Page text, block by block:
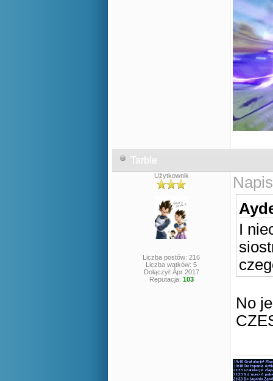
Tarble
Użytkownik
Liczba postów: 216
Liczba wątków: 5
Dołączył: Apr 2017
Reputacja: 103
I
No